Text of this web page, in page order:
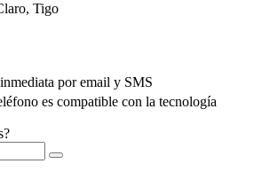
Tigo
por email y SMS
es compatible con la tecnología